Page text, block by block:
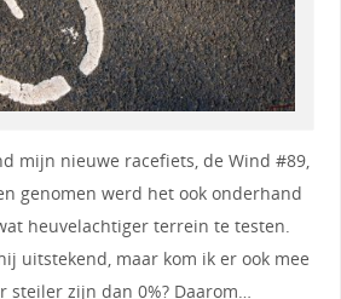
mijn nieuwe racefiets, de Wind #89,
genomen werd het ook onderhand
heuvelachtiger terrein te testen.
uitstekend, maar kom ik er ook mee
steiler zijn dan 0%? Daarom…